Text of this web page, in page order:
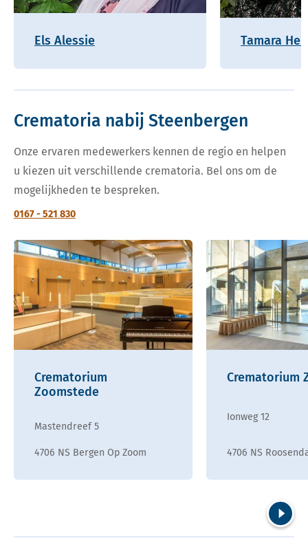
Els Alessie Tamara
Crematoria nabij Steenbergen
Onze ervaren medewerkers kennen de regio en helpen
u kiezen uit verschillende crematoria. Bel ons om de
mogelijkheden te bespreken.
0167 - 521 830
Crematorium
Zoomstede
Mastendreef 5
4706 NS Bergen Op Zoom
Crematorium
Ionweg 12
4706 NS